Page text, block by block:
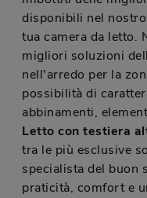
disponibili nel
tua camera da letto.
migliori soluzioni
nell'arredo per la
possibilità di
abbinamenti,
Letto con testiera
tra le più esclusive
specialista del buon
praticità, comfort e